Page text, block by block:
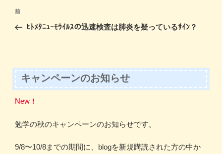
b
k
d
投
ナ
ー
シ
ョ
前
の
前
ﾋﾄﾒﾀﾆｭｰﾓｳｲﾙｽの迅速検査は肺炎を疑っているｻｲﾝ？
キャンペーンのお知らせ
New！
勉学の秋のキャンペーンのお知らせです。
9/8〜10/8までの期間に、blogを新規購読された方の中か